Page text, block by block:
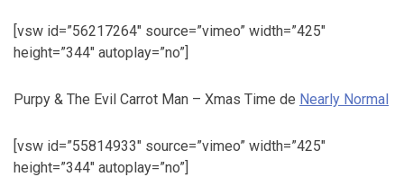
[vsw id=”56217264″ source=”vimeo” width=”425″
height=”344″ autoplay=”no”]
Purpy & The Evil Carrot Man – Xmas Time de Nearly Normal
[vsw id=”55814933″ source=”vimeo” width=”425″
height=”344″ autoplay=”no”]